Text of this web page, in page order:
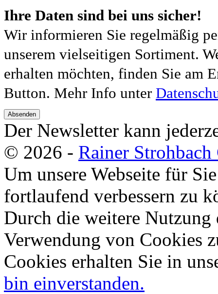
Ihre Daten sind bei uns sicher!
Wir informieren Sie regelmäßig
unserem vielseitigen Sortiment.
erhalten möchten, finden Sie am
Button. Mehr Info unter
Absenden
Der Newsletter kann
© 2026 - Rainer
Um unsere Webseite für
fortlaufend verbessern zu
Durch die weitere Nutzung
Verwendung von Cookies
Cookies erhalten Sie in
bin einverstanden.